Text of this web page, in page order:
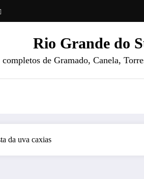
Rio Grande do
completos de Gramado, Canela,
da uva caxias